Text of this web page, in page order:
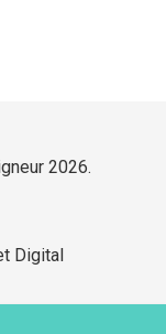
2026.
Digital